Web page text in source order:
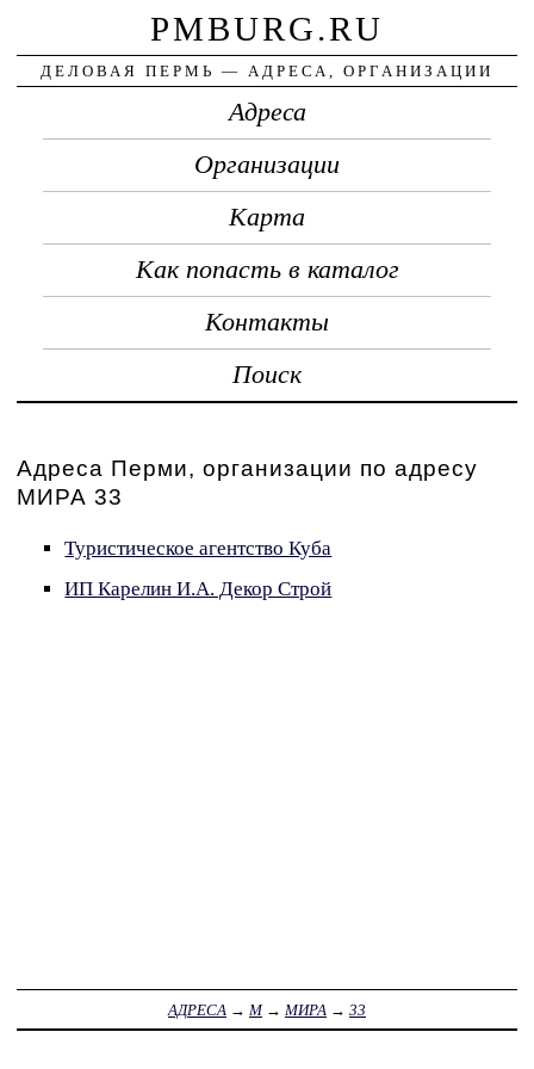
PMBURG.RU
ДЕЛОВАЯ ПЕРМЬ — АДРЕСА, ОРГАНИЗАЦИИ
Адреса
Организации
Карта
Как попасть в каталог
Контакты
Поиск
Адреса Перми, организации по адресу
МИРА 33
Туристическое агентство Куба
ИП Карелин И.А. Декор Строй
АДРЕСА → М→ МИРА → 33